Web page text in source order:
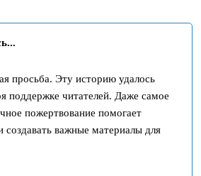
просьба. Эту историю удалось
поддержке читателей. Даже самое
пожертвование помогает
создавать важные материалы для